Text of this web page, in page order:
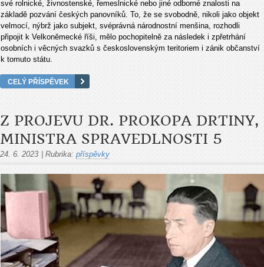
své rolnické, živnostenské, řemeslnické nebo jiné odborné znalosti na
základě pozvání českých panovníků. To, že se svobodně, nikoli jako objekt
velmocí, nýbrž jako subjekt, svéprávná národnostní menšina, rozhodli
připojit k Velkoněmecké říši, mělo pochopitelně za následek i zpřetrhání
osobních i věcných svazků s československým teritoriem i zánik občanství
k tomuto státu.
CELÝ PŘÍSPĚVEK
Z PROJEVU DR. PROKOPA DRTINY,
MINISTRA SPRAVEDLNOSTI 5
24. 6. 2023 Rubrika: příspěvky